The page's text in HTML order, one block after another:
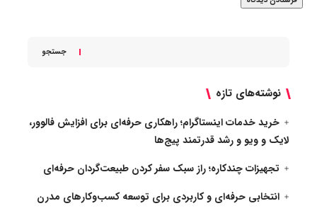
جستجو
نوشته‌های تازه
خرید خدمات اینستاگرام؛ راهکاری حرفه‌ای برای افزایش فالوور،
لایک و ویو و رشد قدرتمند پیج‌ها
تجهیزات چندکاره؛ راز سبک سفر کردن طبیعت‌گردان حرفه‌ای
انتخابی حرفه‌ای و کاربردی برای توسعه کسب‌وکارهای مدرن